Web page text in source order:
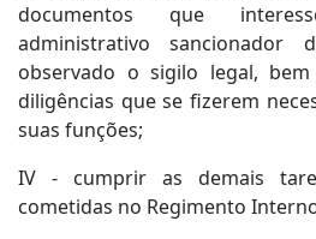
documentos que
administrativo sancionador
observado o sigilo legal,
diligências que se fizerem
suas funções;
IV - cumprir as demais
cometidas no Regimento